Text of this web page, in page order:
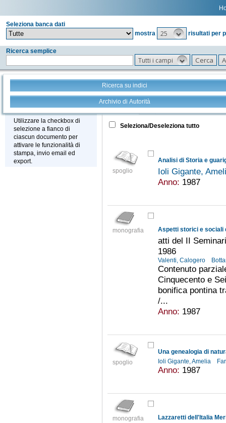
Seleziona banca dati
mostra
25 risultati per
Ricerca semplice
Tutti i campi
Ricerca su indici
Archivio di Autorità
Stampa - Email - Export
Utilizzare la checkbox di
selezione a fianco di
ciascun documento per
attivare le funzionalità di
stampa, invio email ed
export.
Tutto +
Seleziona/Deseleziona tutto
spoglio
Ioli Gigante,
Anno: 1987
monografia Aspetti storici e sociali
atti del II
1986
Valenti, Calogero
Contenuto
Cinquecento e
bonifica pontina
/...
Anno: 1987
spoglio Ioli Gigante, Amelia
Anno: 1987
monografia Lazzaretti dell'Italia